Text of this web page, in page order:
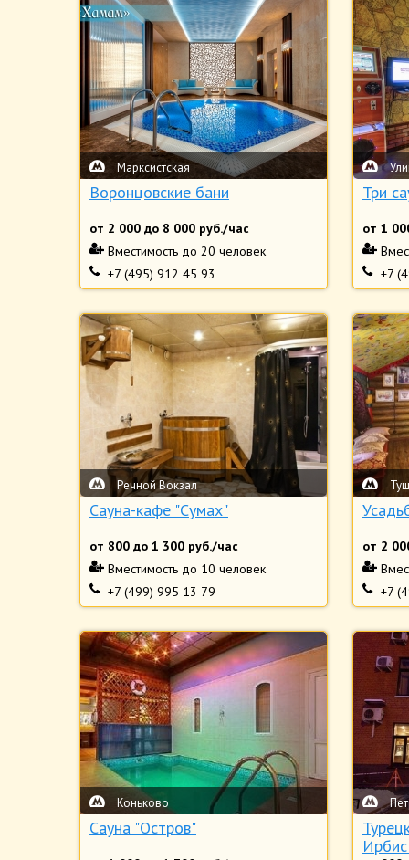
Марксистская
Воронцовские бани
от 2 000 до 8 000 руб./час
Вместимость до 20 человек
+7 (495) 912 45 93
Три
от 1
+7
Речной Вокзал
Сауна-кафе "Сумах"
от 800 до 1 300 руб./час
Вместимость до 10 человек
+7 (499) 995 13 79
от 2
+7
Коньково
Сауна "Остров"